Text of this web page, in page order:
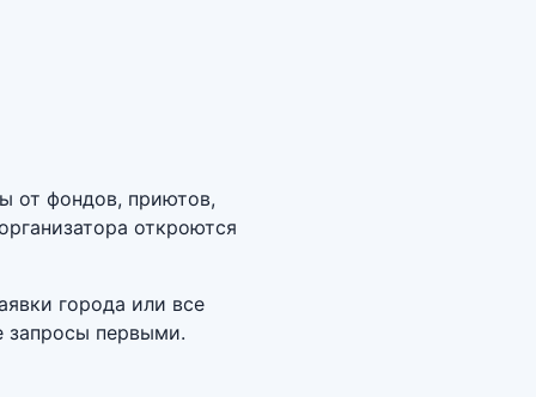
от фондов, приютов,
откроются
города или все
запросы первыми.